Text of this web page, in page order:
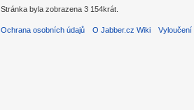
Stránka byla zobrazena 3 154krát.
Ochrana osobních údajů O Jabber.cz Wiki Vyloučení